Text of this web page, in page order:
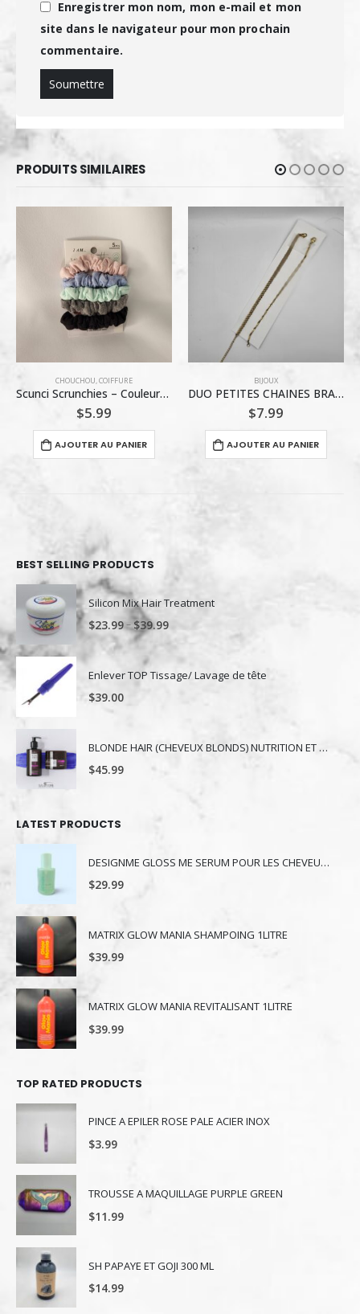
Enregistrer mon nom, mon e-mail et mon
site dans le navigateur pour mon prochain
commentaire.
PRODUITS SIMILAIRES
BIJOUX
DUO PETITES CHAINES BRACELET
$7.99
AJOUTER AU PANIER
BIJOUX
OOPEL BRACELET ACIER INOXYDABLE
$6.99
AJOUTER AU PANIER
BEST SELLING PRODUCTS
Silicon Mix Hair Treatment
$23.99–$39.99
Enlever TOP Tissage/ Lavage de tête
$39.00
BLONDE HAIR (CHEVEUX BLONDS) NUTRITION ET NUANCE
$45.99
LATEST PRODUCTS
DESIGNME GLOSS ME SERUM POUR LES CHEVEUX 80ML
$29.99
MATRIX GLOW MANIA SHAMPOING 1LITRE
$39.99
MATRIX GLOW MANIA REVITALISANT 1LITRE
$39.99
TOP RATED PRODUCTS
PINCE A EPILER ROSE PALE ACIER INOX
$3.99
TROUSSE A MAQUILLAGE PURPLE GREEN
$11.99
SH PAPAYE ET GOJI 300 ML
$14.99